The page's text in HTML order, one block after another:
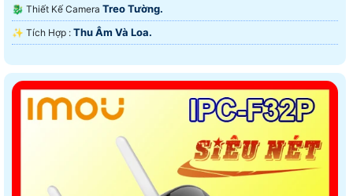
🐉️ Thiết Kế Camera Treo Tường.
️✨ Tích Hợp : Thu Âm Và Loa.